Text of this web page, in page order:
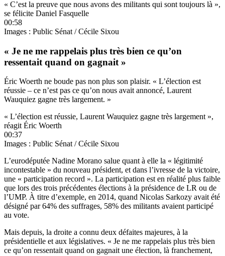
« C’est la preuve que nous avons des militants qui sont toujours là »,
se félicite Daniel Fasquelle
00:58
Images : Public Sénat / Cécile Sixou
« Je ne me rappelais plus très bien ce qu’on
ressentait quand on gagnait »
Éric Woerth ne boude pas non plus son plaisir. « L’élection est
réussie – ce n’est pas ce qu’on nous avait annoncé, Laurent
Wauquiez gagne très largement. »
« L’élection est réussie, Laurent Wauquiez gagne très largement »,
réagit Éric Woerth
00:37
Images : Public Sénat / Cécile Sixou
L’eurodéputée Nadine Morano salue quant à elle la « légitimité
incontestable » du nouveau président, et dans l’ivresse de la victoire,
une « participation record ». La participation est en réalité plus faible
que lors des trois précédentes élections à la présidence de LR ou de
l’UMP. À titre d’exemple, en 2014, quand Nicolas Sarkozy avait été
désigné par 64% des suffrages, 58% des militants avaient participé
au vote.
Mais depuis, la droite a connu deux défaites majeures, à la
présidentielle et aux législatives. « Je ne me rappelais plus très bien
ce qu’on ressentait quand on gagnait une élection, là franchement,